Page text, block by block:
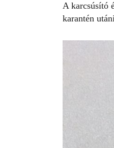
A karcsúsító
karantén